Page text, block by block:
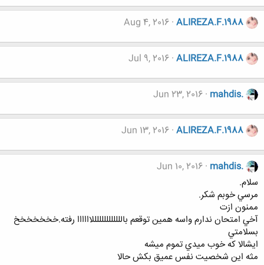
ALIREZA.F.1988
Aug 4, 2016
ALIREZA.F.1988
Jul 9, 2016
mahdis.
Jun 23, 2016
ALIREZA.F.1988
Jun 13, 2016
mahdis.
Jun 10, 2016
سلام.
مرسي خوبم شكر.
ممنون ازت
آخي امتحان ندارم واسه همين توقعم بالللللللللللللاااااا رفته.خخخخخخخ
بسلامتي
ايشالا كه خوب ميدي تموم ميشه
مثه اين شخصيت نفس عميق بكش حالا